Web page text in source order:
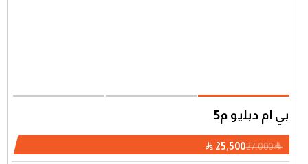
27,000
25,500
بي ام دبليو م5